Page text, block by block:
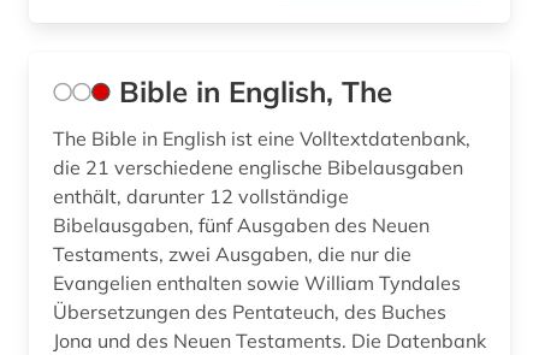
Bible in English, The
The Bible in English ist eine Volltextdatenbank,
die 21 verschiedene englische Bibelausgaben
enthält, darunter 12 vollständige
Bibelausgaben, fünf Ausgaben des Neuen
Testaments, zwei Ausgaben, die nur die
Evangelien enthalten sowie William Tyndales
Übersetzungen des Pentateuch, des Buches
Jona und des Neuen Testaments. Die Datenbank